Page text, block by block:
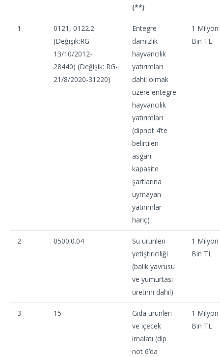
(**)
1
0121, 0122.2
(Değişik:RG-
13/10/2012-
28440) (Değişik: RG-
21/8/2020-31220)
Entegre
damızlık
hayvancılık
yatırımları
dahil olmak
üzere entegre
hayvancılık
yatırımları
(dipnot 4’te
belirtilen
asgari
kapasite
şartlarına
uymayan
yatırımlar
hariç)
1
Bin TL
2 0500.0.04
Su ürünleri
yetiştiriciliği
(balık yavrusu
ve yumurtası
üretimi dahil)
1
Bin TL
3 15
Gıda ürünleri
ve içecek
imalatı (dip
not 6’da
1
Bin TL